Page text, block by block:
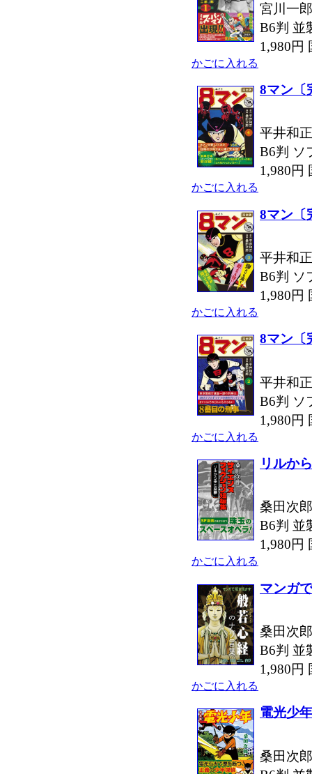
宮川一
B6判 並
1,980円
かごに入れる
8マン〔
平井和
B6判 ソ
1,980円
かごに入れる
8マン〔
平井和
B6判 ソ
1,980円
かごに入れる
8マン〔
平井和
B6判 ソ
1,980円
かごに入れる
リルか
桑田次
B6判 並
1,980円
かごに入れる
マンガ
桑田次
B6判 並
1,980円
かごに入れる
電光少
桑田次